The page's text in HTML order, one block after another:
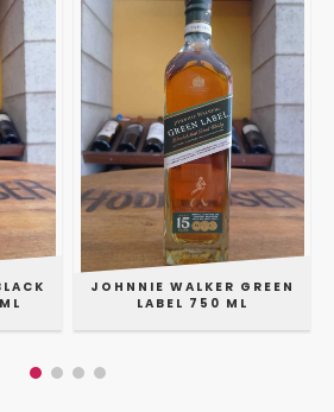
JOHNNIE WALKER GREEN
LABEL 750 ML